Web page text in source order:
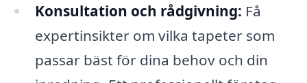
Konsultation och rådgivning: Få
expertinsikter om vilka tapeter som
passar bäst för dina behov och din